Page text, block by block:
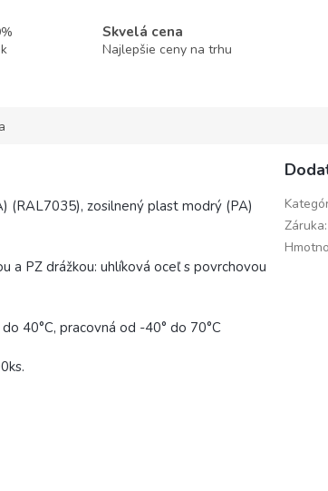
Skvelá cena
Najlepšie ceny na trhu
(RAL7035), zosilnený plast modrý (PA)
a PZ drážkou: uhlíková oceľ s povrchovou
40°C, pracovná od -40° do 70°C
Záruka: